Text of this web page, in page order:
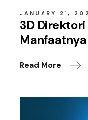
JANUARY 21,
3D
Manfaatnya
Read More